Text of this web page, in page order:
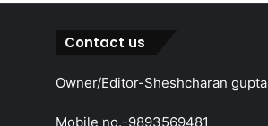
Contact us
Owner/Editor-Sheshcharan gupta
Mobile no.-9893569481